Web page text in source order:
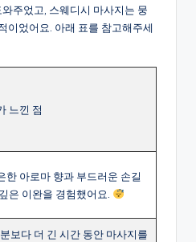
주었고, 스웨디시 마사지는 뭉
이었어요. 아래 표를 참고해주세
느낀 점
한 아로마 향과 부드러운 손길
은 이완을 경험했어요.
보다 더 긴 시간 동안 마사지를